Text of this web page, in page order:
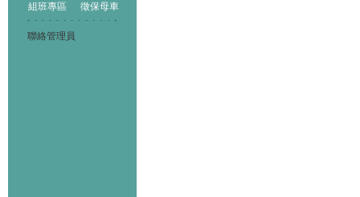
組班專區
徵保母車
聯絡管理員